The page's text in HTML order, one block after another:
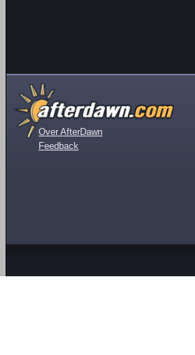
Over AfterDawn
Feedback